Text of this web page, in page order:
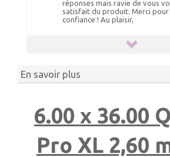
réponses mais ravie de vous
satisfait du produit. Merci
confiance ! Au plaisir,
En savoir plus
6.00 x 36.00
Pro XL 2,60